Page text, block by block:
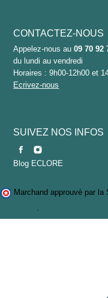
CONTACTEZ-NOUS
Appelez-nous au09 70 92
du lundi au vendredi
Horaires : 9h00-12h00 et
Ecrivez-nous
SUIVEZ NOS INFOS
Blog ECLORE
Marchand approuvé par
.